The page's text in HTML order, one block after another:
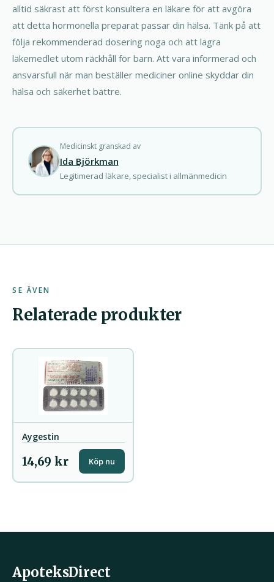
alltid säkrast att först konsultera en läkare för att avgöra
att detta hormonella preparat passar din hälsa. Tänk på att
följa rekommenderad dosering noga och att lagra
läkemedlet utom räckhåll för barn. Att vara informerad och
ansvarsfull när man beställer mediciner online skyddar din
hälsa och säkerhet bättre.
Medicinskt granskad av
Ida Björkman
Legitimerad läkare, specialist i allmänmedicin
SE ÄVEN
Relaterade produkter
Aygestin
14,69 kr Köp nu
ApoteksDirect